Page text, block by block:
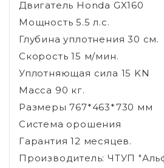
Двигатель Honda GX160
Мощность 5.5 л.с.
Глубина уплотнения 30 см.
Скорость 15 м/мин.
Уплотняющая сила 15 KN
Масса 90 кг.
Размеры 767*463*730 мм
Система орошения
Гарантия 12 месяцев.
Производитель: ЧТУП